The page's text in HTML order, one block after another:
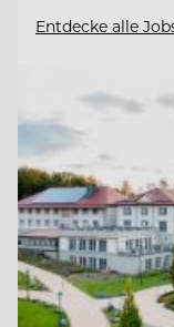
Entdecke alle